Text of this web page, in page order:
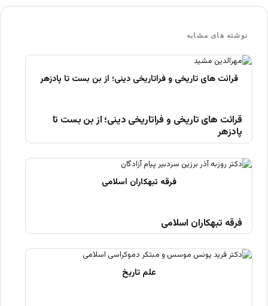
نوشته های مشابه
قرائت های تاریخی و فراتاریخی دینی؛ از بن بست تا
پادزهر
فرقه تبهکاران اسلامی